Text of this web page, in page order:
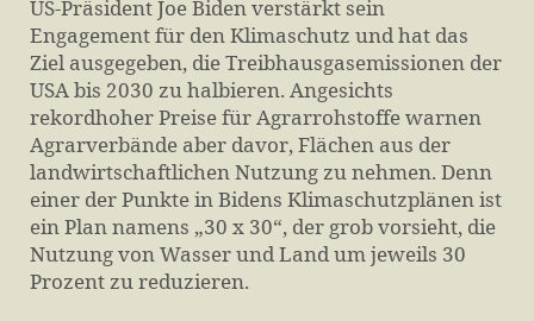
US-Präsident Joe Biden verstärkt sein
Engagement für den Klimaschutz und hat das
Ziel ausgegeben, die Treibhausgasemissionen der
USA bis 2030 zu halbieren. Angesichts
rekordhoher Preise für Agrarrohstoffe warnen
Agrarverbände aber davor, Flächen aus der
landwirtschaftlichen Nutzung zu nehmen. Denn
einer der Punkte in Bidens Klimaschutzplänen ist
ein Plan namens „30 x 30“, der grob vorsieht, die
Nutzung von Wasser und Land um jeweils 30
Prozent zu reduzieren.